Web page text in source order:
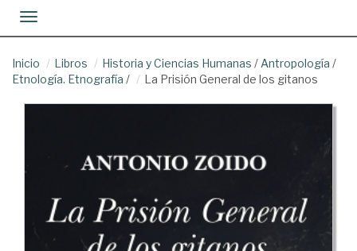
Toggle navigation
Inicio Libros Historia y Ciencias Humanas / Antropología /
Etnología. Etnografía / La Prisión General de los gitanos